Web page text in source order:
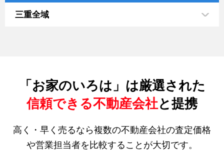
三重全域
「お家のいろは」は厳選された
信頼できる不動産会社と提携
高く・早く売るなら複数の不動産会社の査定価格
や営業担当者を比較することが大切です。